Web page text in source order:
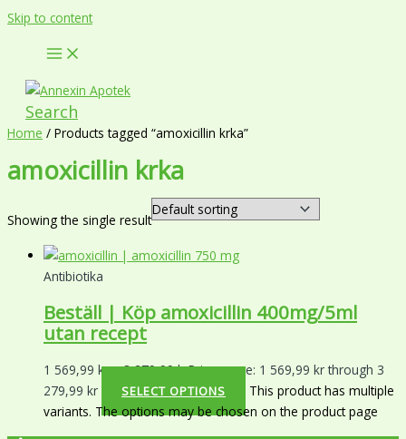
Skip to content
Search
Home / Products tagged “amoxicillin krka”
amoxicillin krka
Showing the single result
Antibiotika
Beställ | Köp amoxicillin 400mg/5ml
utan recept
1 569,99 kr – 3 279,99krPrice range: 1 569,99 kr through 3
279,99 kr
SELECT OPTIONS
This product has multiple
variants. The options may be chosen on the product page